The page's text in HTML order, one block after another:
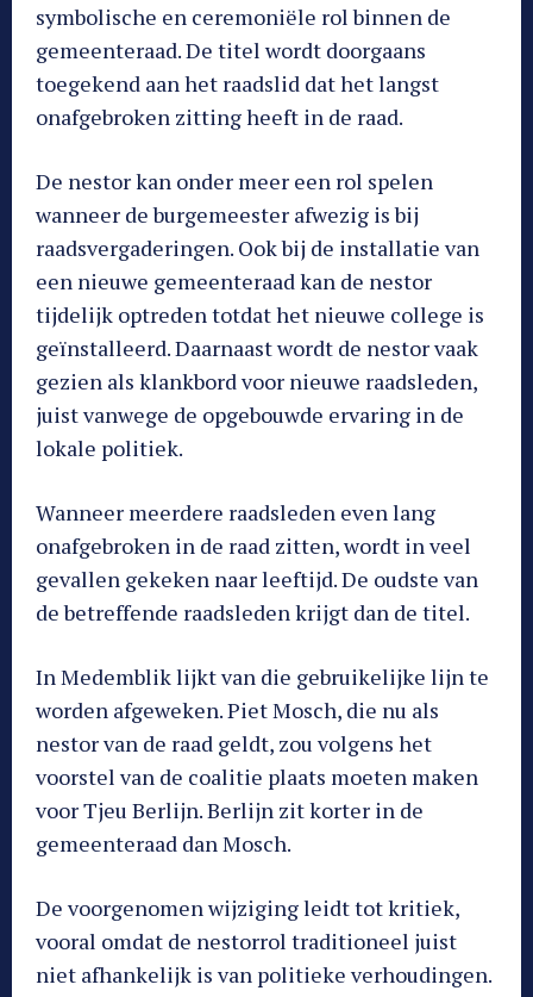
symbolische en ceremoniële rol binnen de
gemeenteraad. De titel wordt doorgaans
toegekend aan het raadslid dat het langst
onafgebroken zitting heeft in de raad.
De nestor kan onder meer een rol spelen
wanneer de burgemeester afwezig is bij
raadsvergaderingen. Ook bij de installatie van
een nieuwe gemeenteraad kan de nestor
tijdelijk optreden totdat het nieuwe college is
geïnstalleerd. Daarnaast wordt de nestor vaak
gezien als klankbord voor nieuwe raadsleden,
juist vanwege de opgebouwde ervaring in de
lokale politiek.
Wanneer meerdere raadsleden even lang
onafgebroken in de raad zitten, wordt in veel
gevallen gekeken naar leeftijd. De oudste van
de betreffende raadsleden krijgt dan de titel.
In Medemblik lijkt van die gebruikelijke lijn te
worden afgeweken. Piet Mosch, die nu als
nestor van de raad geldt, zou volgens het
voorstel van de coalitie plaats moeten maken
voor Tjeu Berlijn. Berlijn zit korter in de
gemeenteraad dan Mosch.
De voorgenomen wijziging leidt tot kritiek,
vooral omdat de nestorrol traditioneel juist
niet afhankelijk is van politieke verhoudingen.